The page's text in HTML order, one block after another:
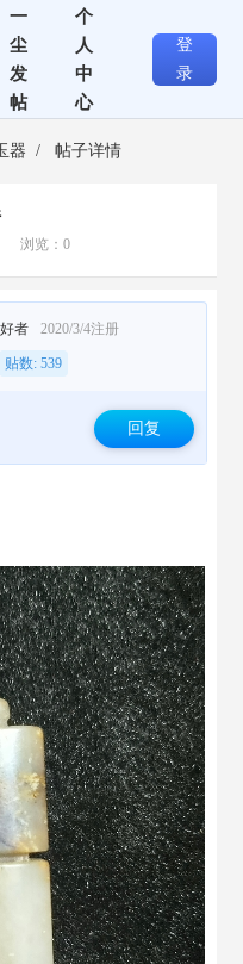
一
尘
发
帖
个
人
中
心
登
录
器 / 帖子详情
浏览：0
者 2020/3/4注册
贴数: 539
回复